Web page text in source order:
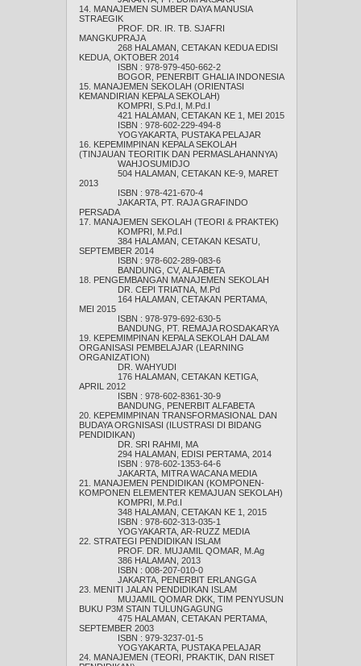
14. MANAJEMEN SUMBER DAYA MANUSIA
STRAEGIK
PROF. DR. IR. TB. SJAFRI
MANGKUPRAJA
268 HALAMAN, CETAKAN KEDUA EDISI
KEDUA, OKTOBER 2014
ISBN : 978-979-450-662-2
BOGOR, PENERBIT GHALIA INDONESIA
15. MANAJEMEN SEKOLAH (ORIENTASI
KEMANDIRIAN KEPALA SEKOLAH)
KOMPRI, S.Pd.I, M.Pd.I
421 HALAMAN, CETAKAN KE 1, MEI 2015
ISBN : 978-602-229-494-8
YOGYAKARTA, PUSTAKA PELAJAR
16. KEPEMIMPINAN KEPALA SEKOLAH
(TINJAUAN TEORITIK DAN PERMASLAHANNYA)
WAHJOSUMIDJO
504 HALAMAN, CETAKAN KE-9, MARET
2013
ISBN : 978-421-670-4
JAKARTA, PT. RAJA GRAFINDO
PERSADA
17. MANAJEMEN SEKOLAH (TEORI & PRAKTEK)
KOMPRI, M.Pd.I
384 HALAMAN, CETAKAN KESATU,
SEPTEMBER 2014
ISBN : 978-602-289-083-6
BANDUNG, CV, ALFABETA
18. PENGEMBANGAN MANAJEMEN SEKOLAH
DR. CEPI TRIATNA, M.Pd
164 HALAMAN, CETAKAN PERTAMA,
MEI 2015
ISBN : 978-979-692-630-5
BANDUNG, PT. REMAJA ROSDAKARYA
19. KEPEMIMPINAN KEPALA SEKOLAH DALAM
ORGANISASI PEMBELAJAR (LEARNING
ORGANIZATION)
DR. WAHYUDI
176 HALAMAN, CETAKAN KETIGA,
APRIL 2012
ISBN : 978-602-8361-30-9
BANDUNG, PENERBIT ALFABETA
20. KEPEMIMPINAN TRANSFORMASIONAL DAN
BUDAYA ORGNISASI (ILUSTRASI DI BIDANG
PENDIDIKAN)
DR. SRI RAHMI, MA
294 HALAMAN, EDISI PERTAMA, 2014
ISBN : 978-602-1353-64-6
JAKARTA, MITRA WACANA MEDIA
21. MANAJEMEN PENDIDIKAN (KOMPONEN-
KOMPONEN ELEMENTER KEMAJUAN SEKOLAH)
KOMPRI, M.Pd.I
348 HALAMAN, CETAKAN KE 1, 2015
ISBN : 978-602-313-035-1
YOGYAKARTA, AR-RUZZ MEDIA
22. STRATEGI PENDIDIKAN ISLAM
PROF. DR. MUJAMIL QOMAR, M.Ag
386 HALAMAN, 2013
ISBN : 008-207-010-0
JAKARTA, PENERBIT ERLANGGA
23. MENITI JALAN PENDIDIKAN ISLAM
MUJAMIL QOMAR DKK, TIM PENYUSUN
BUKU P3M STAIN TULUNGAGUNG
475 HALAMAN, CETAKAN PERTAMA,
SEPTEMBER 2003
ISBN : 979-3237-01-5
YOGYAKARTA, PUSTAKA PELAJAR
24. MANAJEMEN (TEORI, PRAKTIK, DAN RISET